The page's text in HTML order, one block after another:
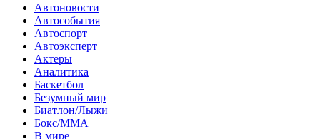
Автоновости
Автособытия
Автоспорт
Автоэксперт
Актеры
Аналитика
Баскетбол
Безумный мир
Биатлон/Лыжи
Бокс/MMA
В мире